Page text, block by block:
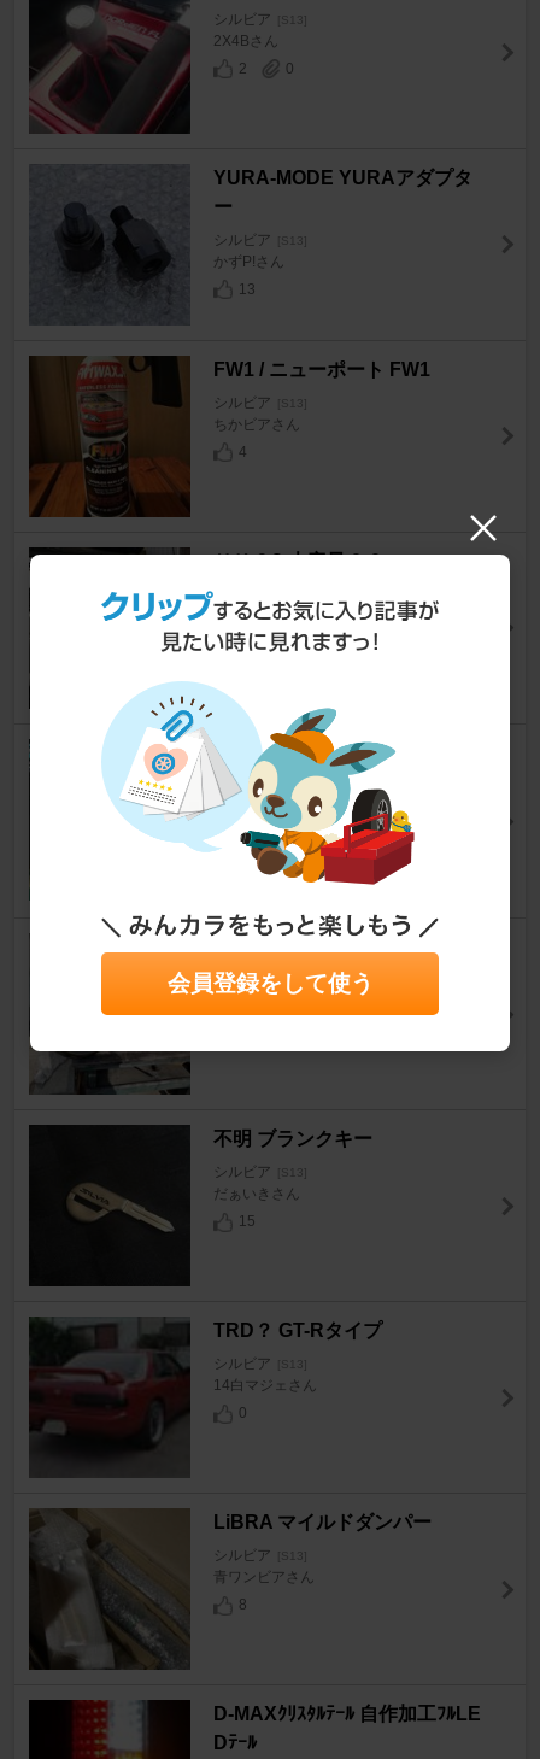
シルビア [S13]
2X4Bさん
2
0
YURA-MODE YURAアダプタ
ー
シルビア [S13]
かずP!さん
13
FW1 / ニューポート FW1
シルビア [S13]
ちかビアさん
4
ＨＫＳ? 大容量？？
シルビア
くりてるさん
5
TRUST GReddy GReddy 油
圧・油温センサーアタッチメン
ト
シルビア [S13]
Yuutsuさん
シルビア [S13]
不明 ブランクキー
シルビア [S13]
だぁいきさん
15
TRD？ GT-Rタイプ
シルビア [S13]
14白マジェさん
0
LiBRA マイルドダンパー
シルビア [S13]
青ワンビアさん
8
D-MAXｸﾘｽﾀﾙﾃｰﾙ 自作加工ﾌﾙLE
Dﾃｰﾙ
会員登録をして使う